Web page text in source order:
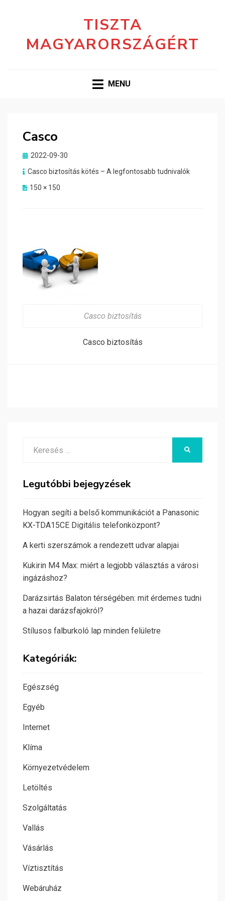
TISZTA
MAGYARORSZÁGÉRT
MENU
Casco
Posted
2022-09-30
Casco biztosítás kötés – A legfontosabb tudnivalók
150 × 150
Casco biztosítás
Casco biztosítás
Legutóbbi bejegyzések
Hogyan segíti a belső kommunikációt a Panasonic
KX-TDA15CE Digitális telefonközpont?
A kerti szerszámok a rendezett udvar alapjai
Kukirin M4 Max: miért a legjobb választás a városi
ingázáshoz?
Darázsirtás Balaton térségében: mit érdemes tudni
a hazai darázsfajokról?
Stílusos falburkoló lap minden felületre
Kategóriák:
Egészség
Egyéb
Internet
Klíma
Környezetvédelem
Letöltés
Szolgáltatás
Vallás
Vásárlás
Víztisztítás
Webáruház